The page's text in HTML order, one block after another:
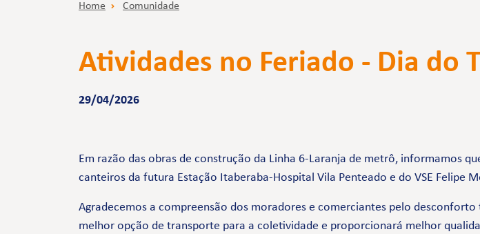
Home Comunidade
Atividades no Feriado - Dia do
29/04/2026
Em razão das obras de construção da Linha 6-Laranja de metrô, informamos
canteiros da futura Estação Itaberaba-Hospital Vila Penteado e do VSE Felipe
Agradecemos a compreensão dos moradores e comerciantes pelo
melhor opção de transporte para a coletividade e proporcionará melhor